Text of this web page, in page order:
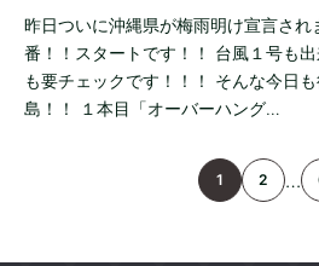
昨日ついに沖縄県が梅雨明け宣言され
番！！スタートです！！ 台風１号も
も要チェックです！！！ そんな今日
島！！ １本目「オーバーハング…
1 2 …